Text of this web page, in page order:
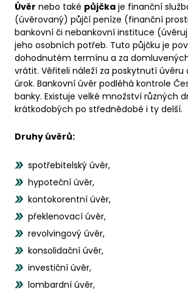
Úvěr nebo také půjčka je finanční
(úvěrovaný) půjčí peníze (finanční
bankovní či nebankovní instituce
jeho osobních potřeb. Tuto půjčku je
dohodnutém termínu a za
vrátit. Věřiteli náleží za poskytnutí
úrok. Bankovní úvěr podléhá kontrole
banky. Existuje velké množství různých
krátkodobých po střednědobé i ty delší.
Druhy úvěrů:
spotřebitelský úvěr,
hypoteční úvěr,
kontokorentní úvěr,
překlenovací úvěr,
revolvingový úvěr,
konsolidační úvěr,
investiční úvěr,
lombardní úvěr,